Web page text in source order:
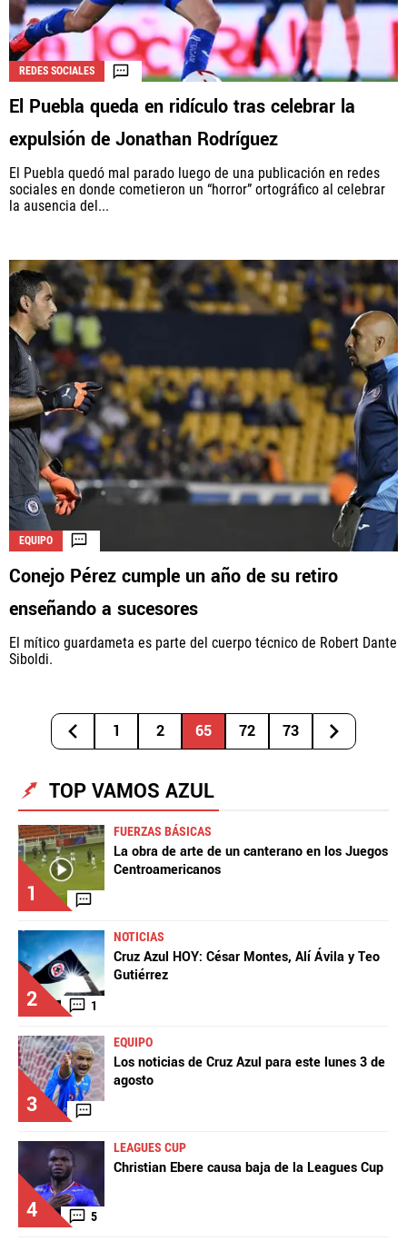
REDES SOCIALES
El Puebla queda en ridículo tras celebrar la
expulsión de Jonathan Rodríguez
El Puebla quedó mal parado luego de una publicación en redes
sociales en donde cometieron un “horror” ortográfico al celebrar
la ausencia del...
EQUIPO
Conejo Pérez cumple un año de su retiro
enseñando a sucesores
El mítico guardameta es parte del cuerpo técnico de Robert Dante
Siboldi.
1 2 65 72 73
TOP VAMOS AZUL
1
FUERZAS BÁSICAS
La obra de arte de un canterano en los Juegos
Centroamericanos
2 1
NOTICIAS
Cruz Azul HOY: César Montes, Alí Ávila y Teo
Gutiérrez
3
EQUIPO
Los noticias de Cruz Azul para este lunes 3 de
agosto
4 5
LEAGUES CUP
Christian Ebere causa baja de la Leagues Cup